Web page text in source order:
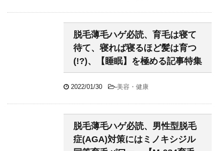
脱毛薄毛ハゲ必読、育毛は寝て
待て、寝れば寝るほど髪は育つ
(!?)、【睡眠】を極める記事特集
2022/01/30 -美容・健康
脱毛薄毛ハゲ必読、男性型脱毛
症(AGA)対策にはミノキシジル